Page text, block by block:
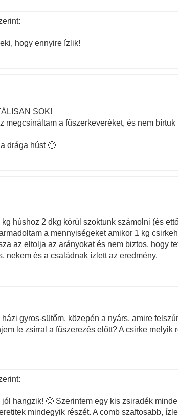
hogy ennyire ízlik!
SOK!
megcsináltam a fűszerkeveréket, és nem
drága húst 🙁
húshoz 2 dkg körül szoktunk számolni (és
a mennyiségeket amikor 1 kg
az eltolja az arányokat és nem biztos, hogy
nekem és a családnak ízlett az eredmény.
gyros-sütőm, közepén a nyárs, amire
le zsírral a fűszerezés előtt? A csirke melyik
hangzik! 🙂 Szerintem egy kis zsiradék
mindegyik részét. A comb szaftosabb,